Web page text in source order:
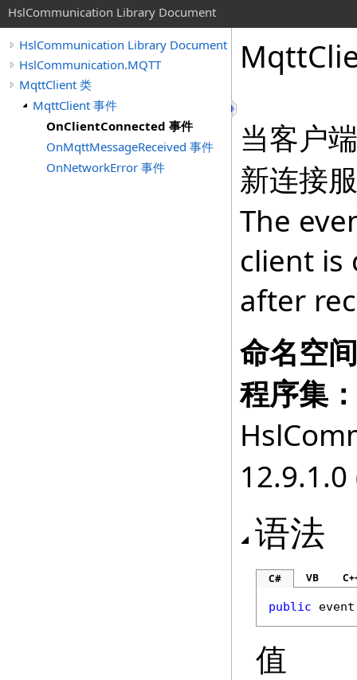
HslCommunication Library Document
HslCommunication Library Document
HslCommunication.MQTT
MqttClient 类
MqttClient 事件
OnClientConnected 事件
OnMqttMessageReceived 事件
OnNetworkError 事件
当客户
新连接
The
client is
after
命名空
程序集：
语法
C# VB
public
值